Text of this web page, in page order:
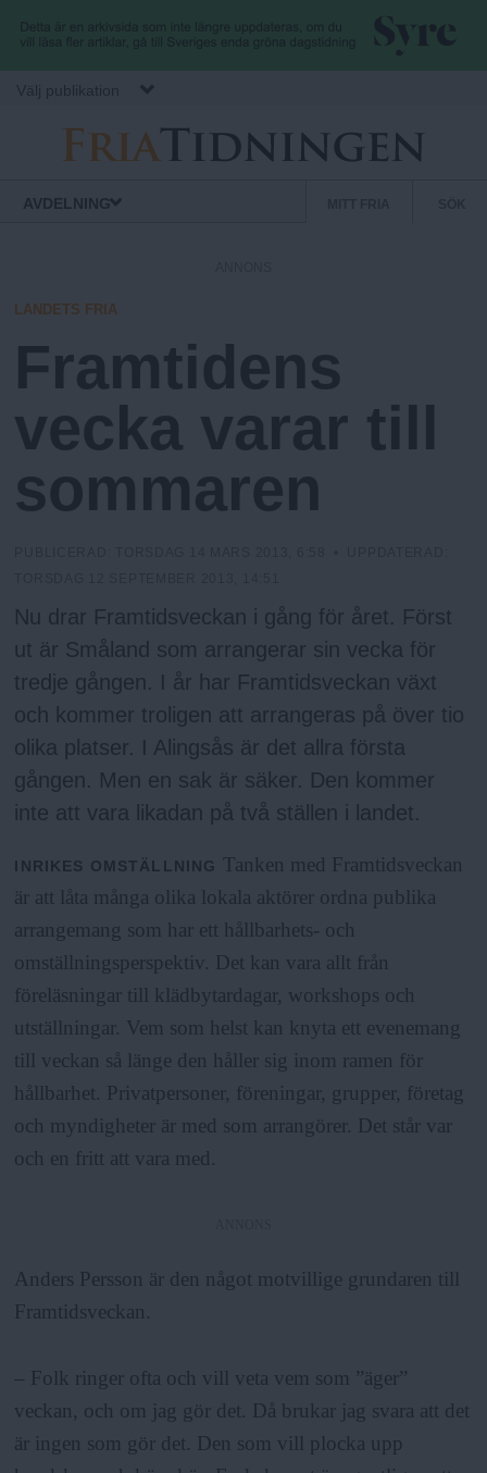
Hoppa till huvudinnehåll
Välj publikation
F
i
a
N
AVDELNING
d
ä
r
m
e
LANDETS FRIA
Framtidens
vecka varar till
sommaren
Nu drar Framtidsveckan i gång för året. Först
ut är Småland som arrangerar sin vecka för
tredje gången. I år har Framtidsveckan växt
och kommer troligen att arrangeras på över tio
olika platser. I Alingsås är det allra första
gången. Men en sak är säker. Den kommer
inte att vara likadan på två ställen i landet.
INRIKES OMSTÄLLNING Tanken med Framtidsveckan
är att låta många olika lokala aktörer ordna publika
arrangemang som har ett hållbarhets- och
omställningsperspektiv. Det kan vara allt från
föreläsningar till klädbytardagar, workshops och
utställningar. Vem som helst kan knyta ett evenemang
till veckan så länge den håller sig inom ramen för
hållbarhet. Privatpersoner, föreningar, grupper, företag
och myndigheter är med som arrangörer. Det står var
och en fritt att vara med.
Anders Persson är den något motvillige grundaren till
Framtidsveckan.
– Folk ringer ofta och vill veta vem som ”äger”
veckan, och om jag gör det. Då brukar jag svara att det
är ingen som gör det. Den som vill plocka upp